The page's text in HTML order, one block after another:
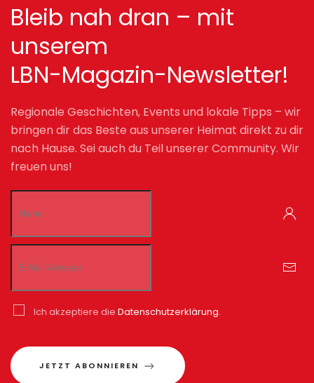
Bleib nah dran – mit
unserem
LBN-Magazin-Newsletter!
Regionale Geschichten, Events und lokale Tipps – wir
bringen dir das Beste aus unserer Heimat direkt zu dir
nach Hause. Sei auch du Teil unserer Community. Wir
freuen uns!
Ich akzeptiere die Datenschutzerklärung.
JETZT ABONNIEREN